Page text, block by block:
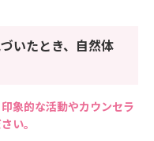
いたとき、自然体
象的な活動やカウンセラ
い。